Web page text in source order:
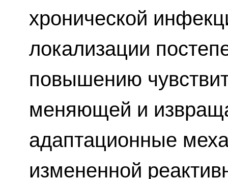
хронической
локализации
повышению
меняющей и
адаптационные
измененной